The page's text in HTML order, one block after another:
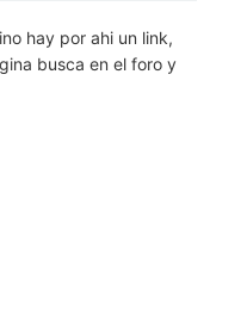
hay por ahi un link,
busca en el foro y